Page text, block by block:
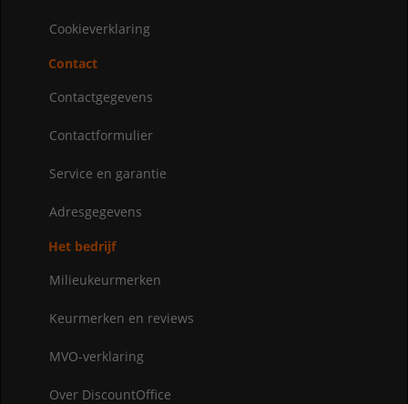
Cookieverklaring
Contact
Contactgegevens
Contactformulier
Service en garantie
Adresgegevens
Het bedrijf
Milieukeurmerken
Keurmerken en reviews
MVO-verklaring
Over DiscountOffice